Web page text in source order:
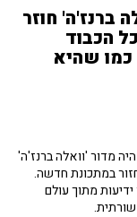
ברנז'ה' חוזר
הכבוד
כמו שהיא
מדור 'וואלה ברנז'ה'
במתכונת חדשה.
מתוך עולם